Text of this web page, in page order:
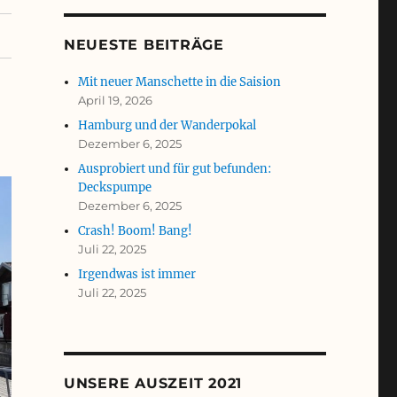
NEUESTE BEITRÄGE
Mit neuer Manschette in die Saision
April 19, 2026
Hamburg und der Wanderpokal
Dezember 6, 2025
Ausprobiert und für gut befunden:
Deckspumpe
Dezember 6, 2025
Crash! Boom! Bang!
Juli 22, 2025
Irgendwas ist immer
Juli 22, 2025
UNSERE AUSZEIT 2021